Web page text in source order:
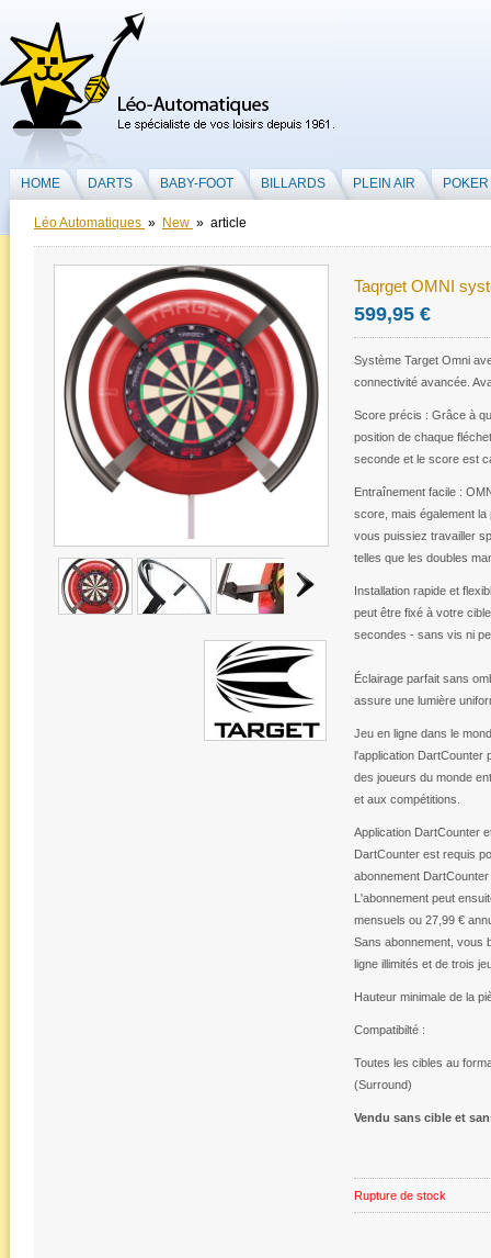
HOME DARTS BABY-FOOT BILLARDS PLEIN AIR POKER
Léo Automatiques » New » article
Taqrget OMNI
599,95 €
Système Target Omni
connectivité avancée.
Score précis : Grâce à
position de chaque
seconde et le score est
Entraînement facile :
score, mais également la
vous puissiez travailler
telles que les doubles
Installation rapide et
peut être fixé à votre
secondes - sans vis ni
Éclairage parfait sans
assure une lumière
Jeu en ligne dans le
l'application DartCounter
des joueurs du monde
et aux compétitions.
Application DartCounter
DartCounter est requis
abonnement
L'abonnement peut
mensuels ou 27,99 €
Sans abonnement, vous
ligne illimités et de trois
Hauteur minimale de la
Compatibilté :
Toutes les cibles au
(Surround)
Vendu sans cible et
Rupture de stock